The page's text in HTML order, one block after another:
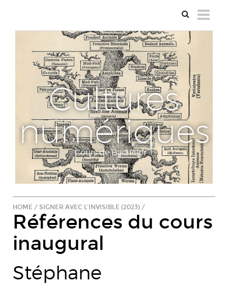
Cultures
numériques
Cours de Bachelor 1
HOME / SIGNER AVEC L’INVISIBLE (2023) /
Références du cours
inaugural
Stéphane